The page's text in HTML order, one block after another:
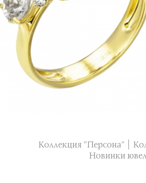
Коллекция "Персона"
Новинки